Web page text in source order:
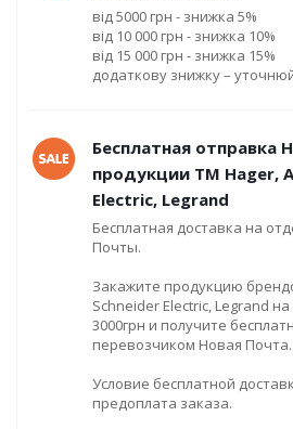
від 5000 грн - знижка 5%
від 10 000 грн - знижка 10%
від 15 000 грн - знижка 15%
додаткову знижку –
Бесплатная отправка
продукции ТМ Hager,
Electric, Legrand
Бесплатная доставка на
Почты.
Закажите продукцию
Schneider Electric, Legrand
3000грн и получите
перевозчиком Новая Почта.
Условие бесплатной
предоплата заказа.